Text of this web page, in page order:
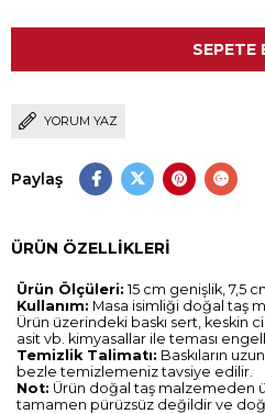
YORUM YAZ
Paylaş
ÜRÜN ÖZELLIKLERI
Ürün Ölçüleri: 15 cm genişlik, 7,5
Kullanım: Masa isimliği doğal taş
Ürün üzerindeki baskı sert, keskin
asit vb. kimyasallar ile teması
Temizlik Talimatı: Baskıların
bezle temizlemeniz tavsiye edilir.
Not: Ürün doğal taş malzemeden
tamamen pürüzsüz değildir ve